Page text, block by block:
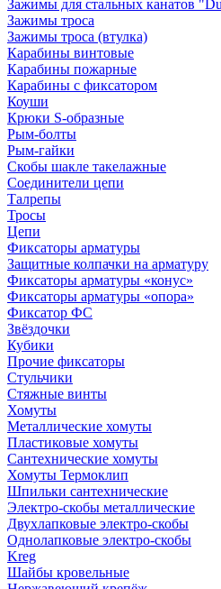
Зажимы для стальных канатов
Зажимы троса
Зажимы троса (втулка)
Карабины винтовые
Карабины пожарные
Карабины с фиксатором
Коуши
Крюки S-образные
Рым-болты
Рым-гайки
Скобы шакле такелажные
Соединители цепи
Талрепы
Тросы
Цепи
Фиксаторы арматуры
Защитные колпачки на арматуру
Фиксаторы арматуры «конус»
Фиксаторы арматуры «опора»
Фиксатор ФС
Звёздочки
Кубики
Прочие фиксаторы
Стульчики
Стяжные винты
Хомуты
Металлические хомуты
Пластиковые хомуты
Сантехнические хомуты
Хомуты Термоклип
Шпильки сантехнические
Электро-скобы металлические
Двухлапковые электро-скобы
Однолапковые электро-скобы
Kreg
Шайбы кровельные